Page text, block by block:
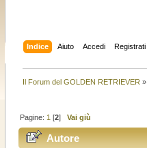
Indice Aiuto Accedi Registrati
Il Forum del GOLDEN RETRIEVER »
Pagine: 1 [2] Vai giù
Autore